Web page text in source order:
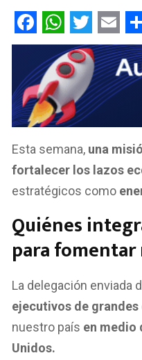
F
c
e
b
o
o
k
W
h
a
t
s
A
p
p
T
w
i
t
t
e
r
E
m
a
i
l
C
o
m
a
r
t
i
r
Esta semana, una
fortalecer los lazos
estratégicos como
Quiénes
para
La delegación enviada
ejecutivos de grandes
nuestro país en medio
Unidos.